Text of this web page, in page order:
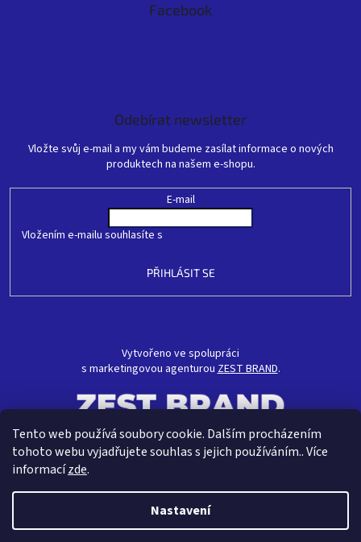
Tento web používá soubory cookie. Dalším procházením
tohoto webu vyjadřujete souhlas s jejich používáním.. Více
informacízde.
Nastavení
Facebook
Odebírat newsletter
Vložte svůj e-mail a my vám budeme zasílat informace o nových
produktech na našem e-shopu.
E-mail
Vložením e-mailu souhlasíte s
PŘIHLÁSIT SE
Vytvořeno ve spolupráci
s marketingovou agenturouZEST BRAND.
Vytvořil Shoptet